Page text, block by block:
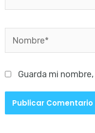
Nombre*
Guarda mi